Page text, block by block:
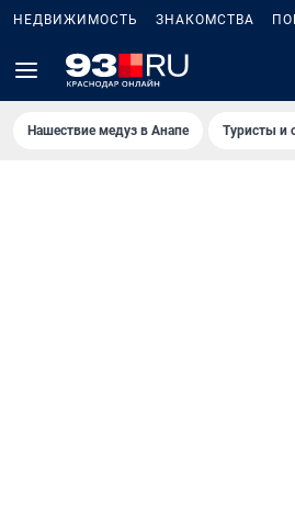
НЕДВИЖИМОСТЬ ЗНАКОМСТВА
Нашествие медуз в Анапе Туристы и